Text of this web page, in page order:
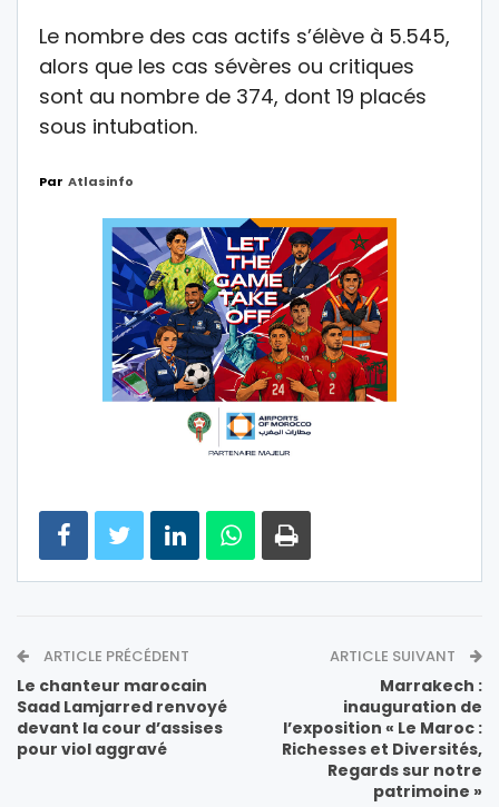
Le nombre des cas actifs s’élève à 5.545,
alors que les cas sévères ou critiques
sont au nombre de 374, dont 19 placés
sous intubation.
Par Atlasinfo
ARTICLE PRÉCÉDENT
Le chanteur marocain
Saad Lamjarred renvoyé
devant la cour d’assises
pour viol aggravé
ARTICLE SUIVANT
Marrakech :
inauguration de
l’exposition « Le Maroc :
Richesses et Diversités,
Regards sur notre
patrimoine »